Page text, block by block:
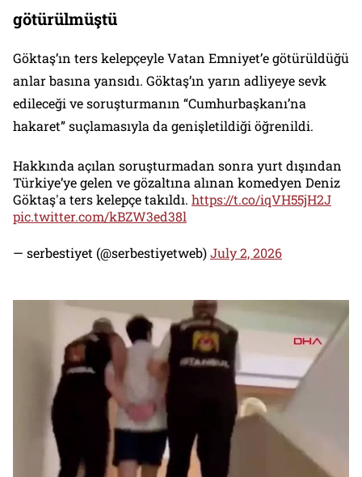
götürülmüştü
Göktaş’ın ters kelepçeyle Vatan Emniyet’e götürüldüğü
anlar basına yansıdı. Göktaş’ın yarın adliyeye sevk
edileceği ve soruşturmanın “Cumhurbaşkanı’na
hakaret” suçlamasıyla da genişletildiği öğrenildi.
Hakkında açılan soruşturmadan sonra yurt dışından
Türkiye’ye gelen ve gözaltına alınan komedyen Deniz
Göktaş'a ters kelepçe takıldı. https://t.co/iqVH55jH2J
pic.twitter.com/kBZW3ed38l
— serbestiyet (@serbestiyetweb)July 2, 2026